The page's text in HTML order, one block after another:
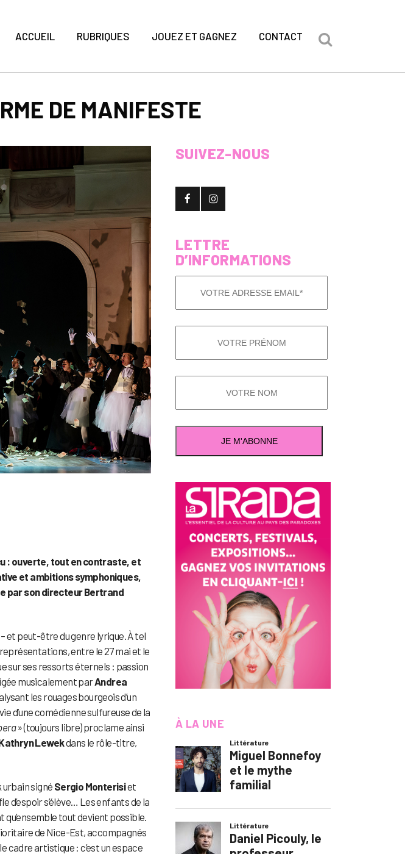
ACCUEIL RUBRIQUES JOUEZ ET GAGNEZ CONTACT
DE MANIFESTE
: ouverte, tout en contraste, et
et ambitions symphoniques,
par son directeur Bertrand
et peut-être du genre lyrique. À tel
entre le 27 mai et le
sur ses ressorts éternels : passion
musicalement parAndrea
les rouages bourgeois d’un
d’une comédienne sulfureuse de la
» (toujours libre) proclame ainsi
Lewekdans le rôle-titre,
signé Sergio Monterisiet
d’espoir s’élève… Les enfants de la
tout devient possible.
de Nice-Est, accompagnés
cadre artistique : c’est un espace
SUIVEZ-NOUS
LETTRE
D’INFORMATIONS
À LA UNE